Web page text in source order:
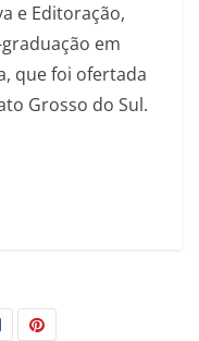
e Editoração,
em
que foi ofertada
Grosso do Sul.